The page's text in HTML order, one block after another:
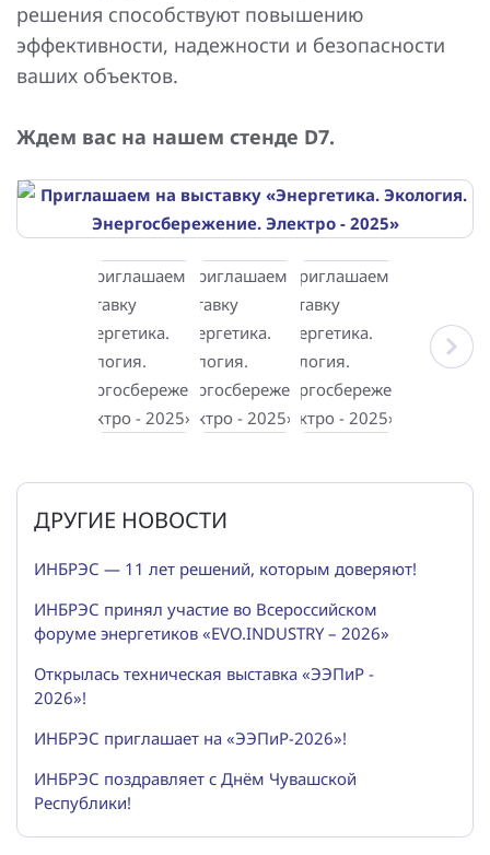
решения способствуют повышению
эффективности, надежности и безопасности
ваших объектов.
Ждем вас на нашем стенде D7.
ДРУГИЕ НОВОСТИ
ИНБРЭС — 11 лет решений, которым доверяют!
ИНБРЭС принял участие во Всероссийском
форуме энергетиков «EVO.INDUSTRY – 2026»
Открылась техническая выставка «ЭЭПиР -
2026»!
ИНБРЭС приглашает на «ЭЭПиР-2026»!
ИНБРЭС поздравляет с Днём Чувашской
Республики!